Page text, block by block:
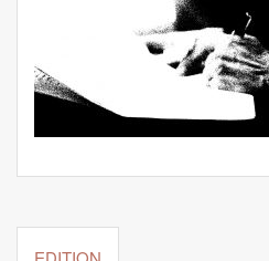
Navigation